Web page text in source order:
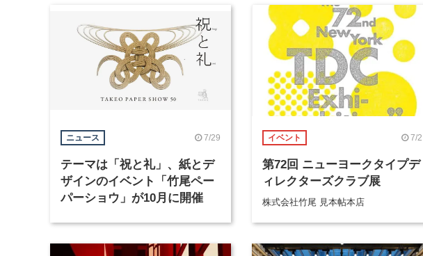
ニュース 7/29
テーマは「祝と礼」、紙とデ
ザインのイベント「竹尾ペー
パーショウ」が10月に開催
イベント 7/2
第72回 ニューヨークタイプデ
ィレクターズクラブ展
株式会社竹尾 見本帖本店